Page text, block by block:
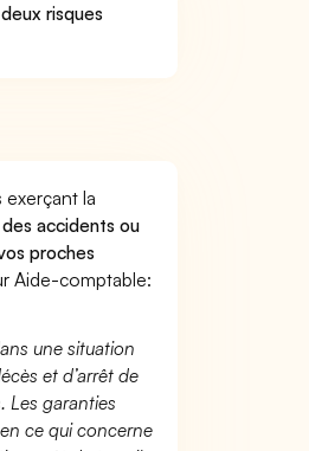
risques
la
accidents ou
proches
Aide-comptable:
une situation
et d’arrêt de
Les garanties
ce qui concerne